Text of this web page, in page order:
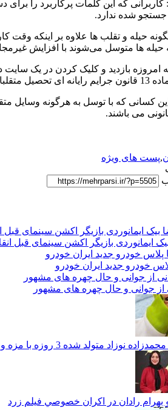
کاربرانی که این کلمات پرکاربرد را
جستجو شده ندارد.
حیله و تقلب ها علاوه بر اینکه
حیله ها متوسل می‌شوند با افزایش
ای جرم انگاری کرده است.
کسانی که با توسل به هرگونه وسایل
می باشند.
,پست های ویژه
ایمانوردی بازیگر اکشن سینمای قبل
خودرو جدید ایران خودرو
جوانی و حال چهره های مشهور
متولد شده 3 روزه با مزه و خوشگل ایرانی
بهرام رادان در اكران خصوصي فيلم زرد